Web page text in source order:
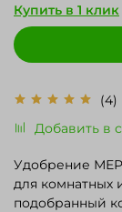
(4)
Добавить в
Купить в 1 клик
Удобрение
для комнатных
подобранный